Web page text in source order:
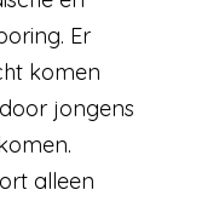
Er
komen
jongens
alleen